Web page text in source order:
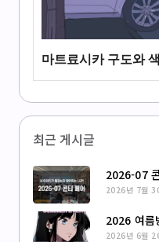
마트료시카 구도와
최근 게시글
2026-07
2026년 7월
2026 여름
2026년 6월